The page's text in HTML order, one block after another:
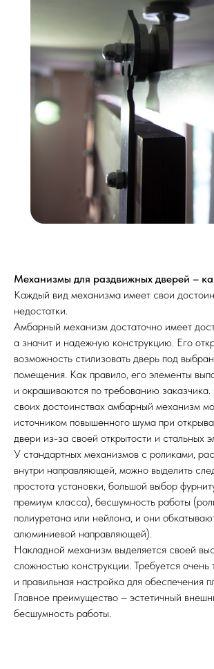
Механизмы для раздвижных дверей –
Каждый вид механизма имеет свои
недостатки.
Амбарный механизм достаточно имеет
а значит и надежную конструкцию. Его
возможность стилизовать дверь под
помещения. Как правило, его элементы
и окрашиваются по требованию
своих достоинствах амбарный механизм
источником повышенного шума при
двери из-за своей открытости и стальных
У стандартных механизмов с роликами,
внутри направляющей, можно выделить
простота установки, большой выбор
премиум класса), бесшумность работы
полиуретана или нейлона, и они
алюминиевой направляющей).
Накладной механизм выделяется своей
сложностью конструкции. Требуется очень
и правильная настройка для обеспечения
Главное преимущество – эстетичный
бесшумность работы.